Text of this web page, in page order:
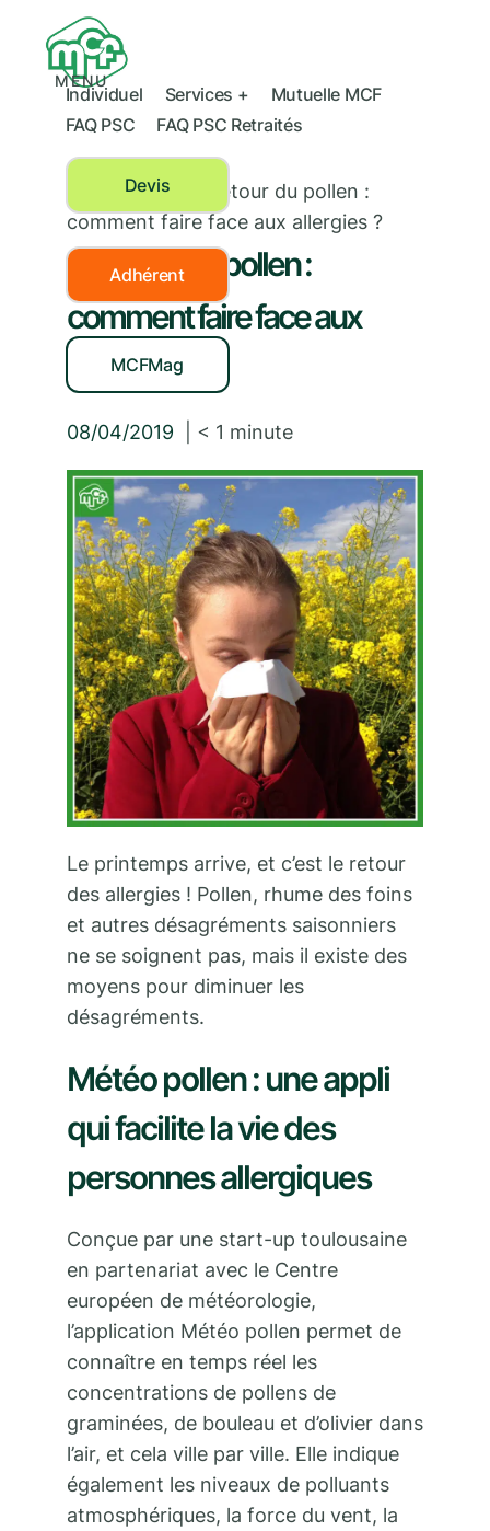
MENU
Individuel Services +
Mutuelle MCF
FAQ PSC
FAQ PSC Retraités
Devis
Adhérent
MCFMag
Prévention
Le retour du pollen :
comment faire face aux allergies ?
Le retour du pollen :
comment faire face aux
allergies ?
08/04/2019 < 1 minute
Le printemps arrive, et c’est le retour
des allergies ! Pollen, rhume des foins
et autres désagréments saisonniers
ne se soignent pas, mais il existe des
moyens pour diminuer les
désagréments.
Météo pollen : une appli
qui facilite la vie des
personnes allergiques
Conçue par une start-up toulousaine
en partenariat avec le Centre
européen de météorologie,
l’application Météo pollen permet de
connaître en temps réel les
concentrations de pollens de
graminées, de bouleau et d’olivier dans
l’air, et cela ville par ville. Elle indique
également les niveaux de polluants
atmosphériques, la force du vent, la